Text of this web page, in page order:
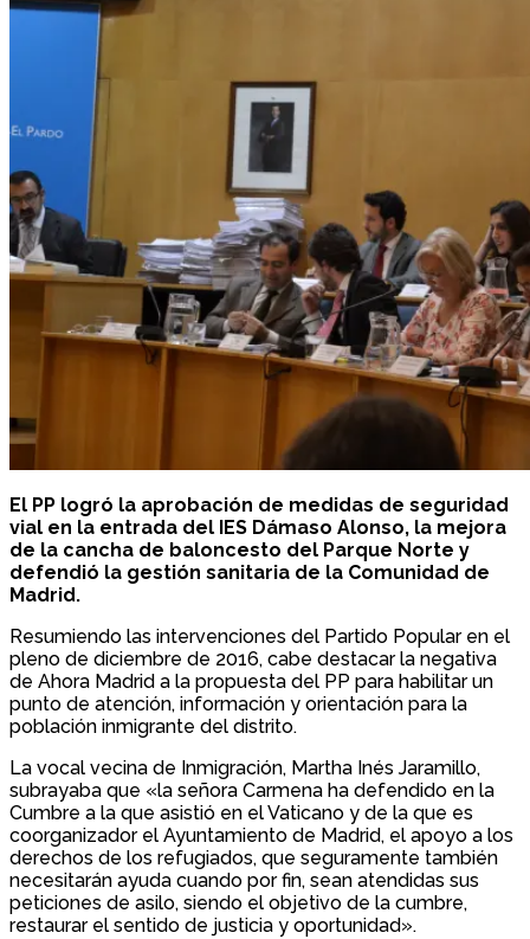
El PP logró la aprobación de medidas de seguridad
vial en la entrada del IES Dámaso Alonso, la mejora
de la cancha de baloncesto del Parque Norte y
defendió la gestión sanitaria de la Comunidad de
Madrid.
Resumiendo las intervenciones del Partido Popular en el
pleno de diciembre de 2016, cabe destacar la negativa
de Ahora Madrid a la propuesta del PP para habilitar un
punto de atención, información y orientación para la
población inmigrante del distrito.
La vocal vecina de Inmigración, Martha Inés Jaramillo,
subrayaba que «la señora Carmena ha defendido en la
Cumbre a la que asistió en el Vaticano y de la que es
coorganizador el Ayuntamiento de Madrid, el apoyo a los
derechos de los refugiados, que seguramente también
necesitarán ayuda cuando por fin, sean atendidas sus
peticiones de asilo, siendo el objetivo de la cumbre,
restaurar el sentido de justicia y oportunidad».